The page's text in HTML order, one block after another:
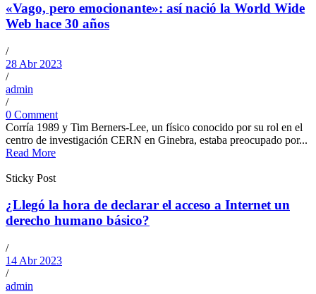
«Vago, pero emocionante»: así nació la World Wide
Web hace 30 años
/
28 Abr 2023
/
admin
/
0 Comment
Corría 1989 y Tim Berners-Lee, un físico conocido por su rol en el
centro de investigación CERN en Ginebra, estaba preocupado por...
Read More
Sticky Post
¿Llegó la hora de declarar el acceso a Internet un
derecho humano básico?
/
14 Abr 2023
/
admin